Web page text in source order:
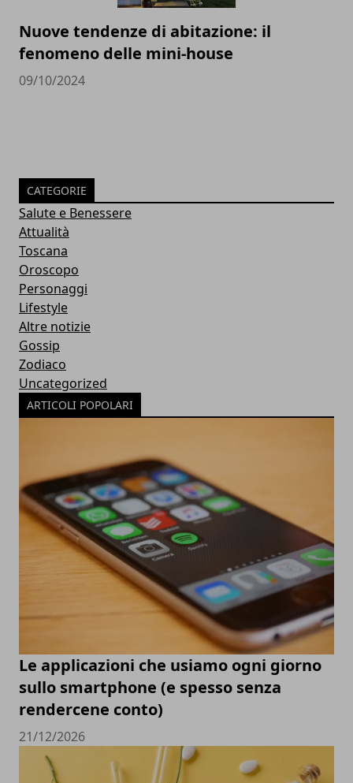
Nuove tendenze di abitazione: il
fenomeno delle mini-house
09/10/2024
CATEGORIE
Salute e Benessere
Attualità
Toscana
Oroscopo
Personaggi
Lifestyle
Altre notizie
Gossip
Zodiaco
Uncategorized
ARTICOLI POPOLARI
Le applicazioni che usiamo ogni giorno
sullo smartphone (e spesso senza
rendercene conto)
21/12/2026